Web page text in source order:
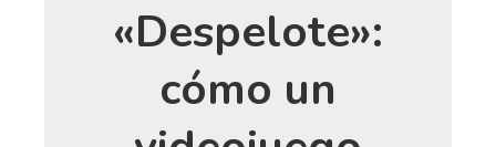
«Despelote»:
cómo un